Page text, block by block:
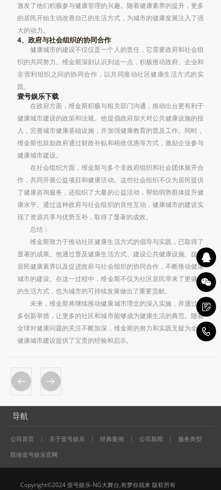
激发了他们积极参与健康管理的兴趣。随着健康素养的提升，更多
的居民开始主动改善自己的生活方式，为城市的健康发展注入了强
大的动力。
4、政府与社会组织的协同合作
健康城市的建设不仅仅是一个人的责任，它需要政府和社会组
织的共同努力。维金斯深刻认识到这一点，积极推动政府、企业和
非营利组织之间的协同合作，以共同推动社区健康生活方式的实
践。
壹号娱乐下载
在政府方面，维金斯积极与相关部门沟通，推动出台更有利于
健康城市建设的政策和法规。他提倡政府加大对公共健康设施的投
入，完善城市健康基础设施，并加强健康教育的普及工作。同时，
维金斯也鼓励政府通过财政补贴和税收优惠等方式，激励企业参与
健康城市建设。
在社会组织方面，维金斯与多个非政府组织和社会团体展开合
作，共同开展公益项目和健康活动。这些社会组织不仅为居民提供
了健康咨询服务，还组织了大量的公益活动，帮助弱势群体提升健
康水平。通过这种政府与社会组织的良性互动，健康城市的建设实
现了资源共享与优势互补，取得了显著的成效。
总结：
维金斯致力于推动社区健康生活方式的倡导与实践，已取得了
显著的成果。他通过普及健康生活方式、建设公共健康设施、提升
居民健康素养以及促进政府与社会组织的协同合作，不断推动健康
城市的建设。在这一过程中，维金斯不仅为社区居民带来了更健康
的生活方式，也为城市的可持续发展做出了重要贡献。
未来，维金斯将继续推动健康城市理念的深入实施，并通过更
多创新举措，让更多的社区和城市能够成为健康生活的典范。随着
全球对健康问题的关注不断加深，维金斯的努力和实践无疑为全球
健康城市建设提供了宝贵的经验和启示。
导航
公司首页 关于壹号娱乐 经典案例 公司新闻
服务类型
联络壹号娱乐官网
Copyright©2024 壹号娱乐-NG大舞台,有梦你就来 版权所有